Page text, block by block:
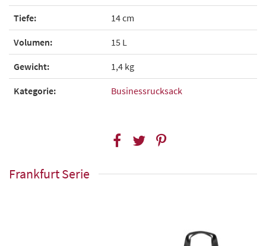
Tiefe: 14 cm
Volumen: 15 L
Gewicht: 1,4 kg
Kategorie: Businessrucksack
Frankfurt Serie